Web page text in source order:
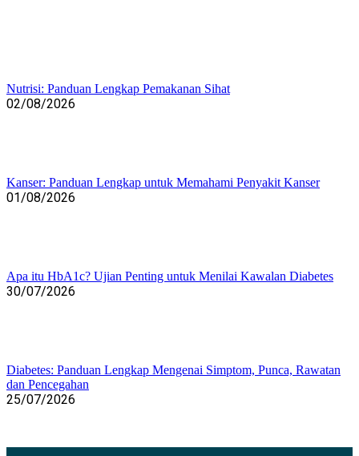
Nutrisi: Panduan Lengkap Pemakanan Sihat
02/08/2026
Kanser: Panduan Lengkap untuk Memahami Penyakit Kanser
01/08/2026
Apa itu HbA1c? Ujian Penting untuk Menilai Kawalan Diabetes
30/07/2026
Diabetes: Panduan Lengkap Mengenai Simptom, Punca, Rawatan
dan Pencegahan
25/07/2026